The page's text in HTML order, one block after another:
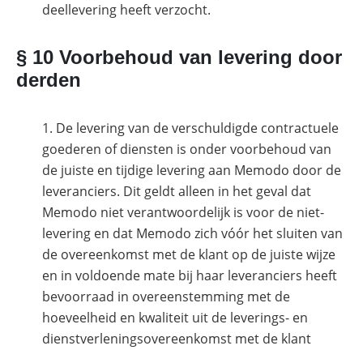
deellevering heeft verzocht.
§ 10 Voorbehoud van levering door
derden
De levering van de verschuldigde contractuele
goederen of diensten is onder voorbehoud van
de juiste en tijdige levering aan Memodo door de
leveranciers. Dit geldt alleen in het geval dat
Memodo niet verantwoordelijk is voor de niet-
levering en dat Memodo zich vóór het sluiten van
de overeenkomst met de klant op de juiste wijze
en in voldoende mate bij haar leveranciers heeft
bevoorraad in overeenstemming met de
hoeveelheid en kwaliteit uit de leverings- en
dienstverleningsovereenkomst met de klant